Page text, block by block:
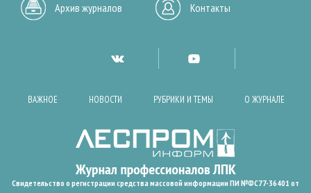
Архив журналов Контакты
ВАЖНОЕ НОВОСТИ РУБРИКИ И ТЕМЫ О ЖУРНАЛЕ
Свидетельство о регистрации средства массовой информации ПИ №ФС77-36401 от